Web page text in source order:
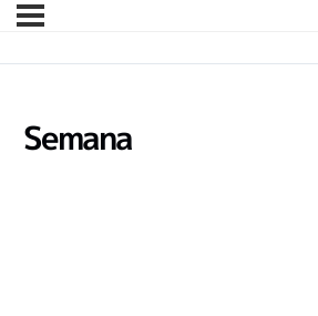
Semana